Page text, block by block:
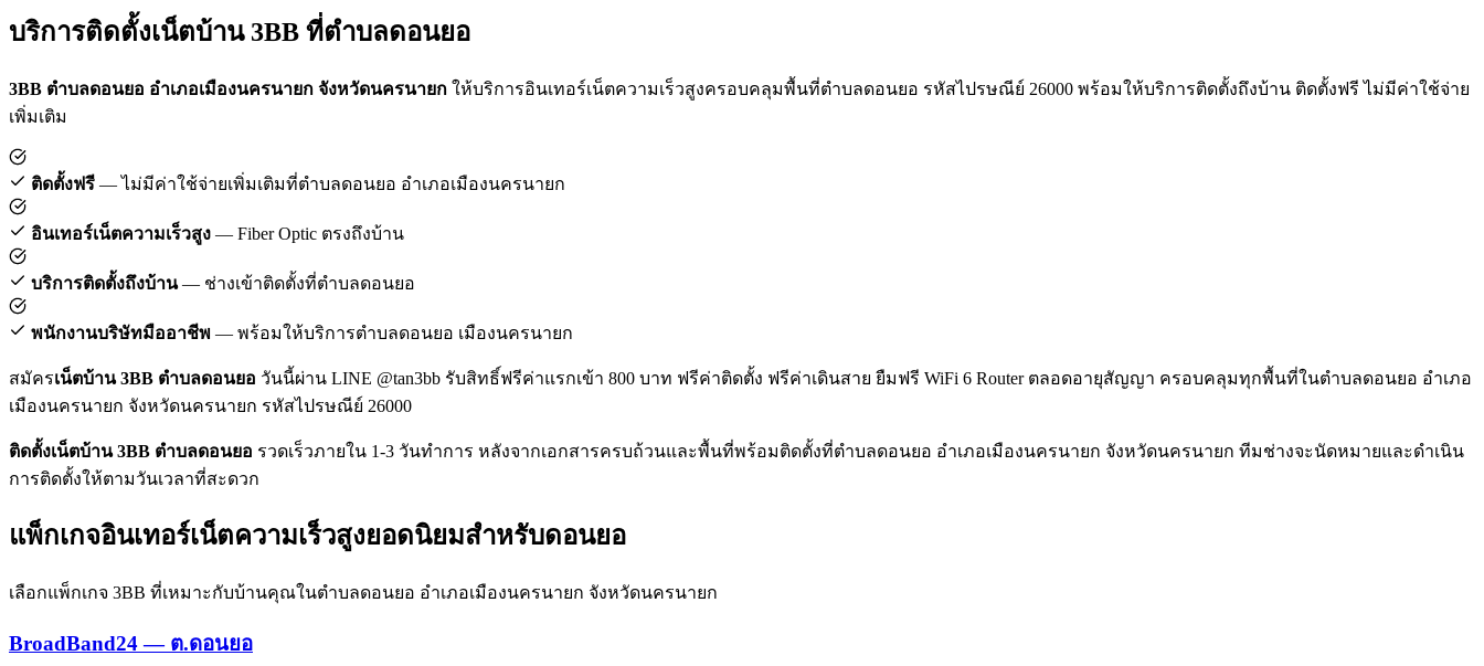
บริการติดตั้งเน็ตบ้าน 3BB ที่ตำบลดอนยอ
3BB ตำบลดอนยอ อำเภอเมืองนครนายก จังหวัดนครนายก ให้บริการอินเทอร์เน็ตความเร็วสูงครอบคลุมพื้นที่ตำบลดอนยอ รหัสไปรษณีย์ 26000 พร้อมให้บริการติดตั้งถึงบ้าน ติดตั้งฟรี ไม่มีค่าใช้จ่าย
เพิ่มเติม
ติดตั้งฟรี — ไม่มีค่าใช้จ่ายเพิ่มเติมที่ตำบลดอนยอ อำเภอเมืองนครนายก
อินเทอร์เน็ตความเร็วสูง — Fiber Optic ตรงถึงบ้าน
บริการติดตั้งถึงบ้าน— ช่างเข้าติดตั้งที่ตำบลดอนยอ
พนักงานบริษัทมืออาชีพ — พร้อมให้บริการตำบลดอนยอ เมืองนครนายก
สมัครเน็ตบ้าน 3BB ตำบลดอนยอ วันนี้ผ่าน LINE @tan3bb รับสิทธิ์ฟรีค่าแรกเข้า 800 บาท ฟรีค่าติดตั้ง ฟรีค่าเดินสาย ยืมฟรี WiFi 6 Router ตลอดอายุสัญญา ครอบคลุมทุกพื้นที่ในตำบลดอนยอ อำเภอ
เมืองนครนายก จังหวัดนครนายก รหัสไปรษณีย์ 26000
ติดตั้งเน็ตบ้าน 3BB ตำบลดอนยอ รวดเร็วภายใน 1-3 วันทำการ หลังจากเอกสารครบถ้วนและพื้นที่พร้อมติดตั้งที่ตำบลดอนยอ อำเภอเมืองนครนายก จังหวัดนครนายก ทีมช่างจะนัดหมายและดำเนิน
การติดตั้งให้ตามวันเวลาที่สะดวก
แพ็กเกจอินเทอร์เน็ตความเร็วสูงยอดนิยมสำหรับดอนยอ
เลือกแพ็กเกจ 3BB ที่เหมาะกับบ้านคุณในตำบลดอนยอ อำเภอเมืองนครนายก จังหวัดนครนายก
BroadBand24 — ต.ดอนยอ